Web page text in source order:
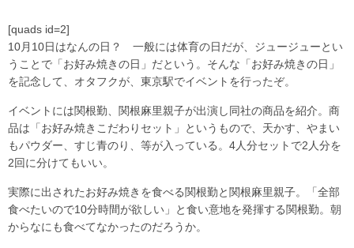
[quads id=2]
10月10日はなんの日？ 一般には体育の日だが、ジュージューとい
うことで「お好み焼きの日」だという。そんな「お好み焼きの日」
を記念して、オタフクが、東京駅でイベントを行ったぞ。
イベントには関根勤、関根麻里親子が出演し同社の商品を紹介。商
品は「お好み焼きこだわりセット」というもので、天かす、やまい
もパウダー、すじ青のり、等が入っている。4人分セットで2人分を
2回に分けてもいい。
実際に出されたお好み焼きを食べる関根勤と関根麻里親子。「全部
食べたいので10分時間が欲しい」と食い意地を発揮する関根勤。朝
からなにも食べてなかったのだろうか。